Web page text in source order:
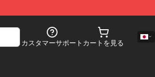
カスタマーサポート カートを見る